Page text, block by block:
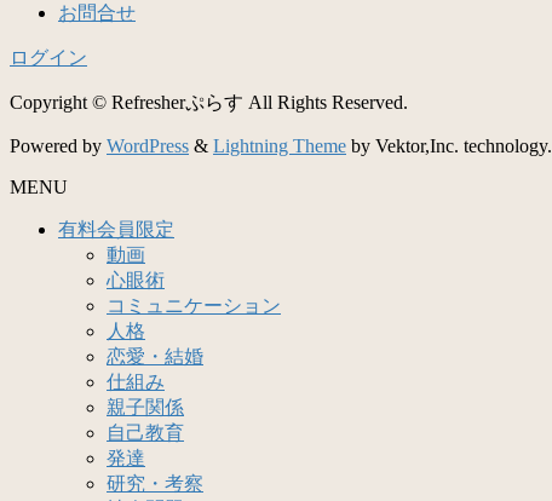
お問合せ
ログイン
Copyright © Refresherぷらす All Rights Reserved.
Powered by WordPress & Lightning Theme by Vektor,Inc. technology.
MENU
有料会員限定
動画
心眼術
コミュニケーション
人格
恋愛・結婚
仕組み
親子関係
自己教育
発達
研究・考察